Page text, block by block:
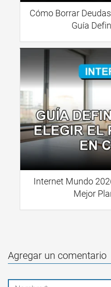
Cómo Borrar
Guía
Internet Mundo
Mejor
Agregar un comentario